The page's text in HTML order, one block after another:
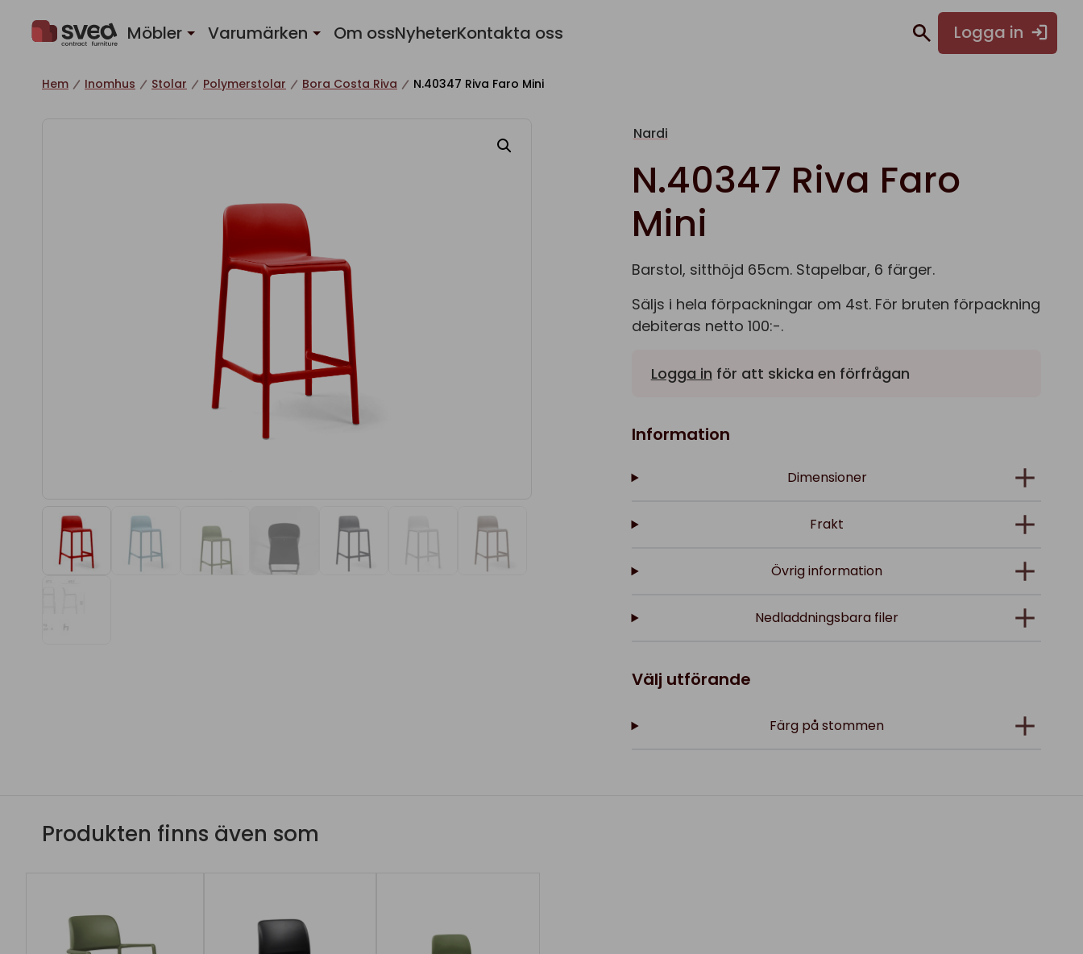
Möbler Varumärken Om ossNyheterKontakta oss Logga in
Hem Inomhus Stolar Polymerstolar Bora Costa Riva N.40347 Riva Faro Mini
Nardi
N.40347 Riva Faro
Mini
Barstol, sitthöjd 65cm. Stapelbar, 6 färger.
Säljs i hela förpackningar om 4st. För bruten förpackning
debiteras netto 100:-.
Logga in för att skicka en förfrågan
Information
Dimensioner
Frakt
Övrig information
Nedladdningsbara filer
Välj utförande
Färg på stommen
Produkten finns även som